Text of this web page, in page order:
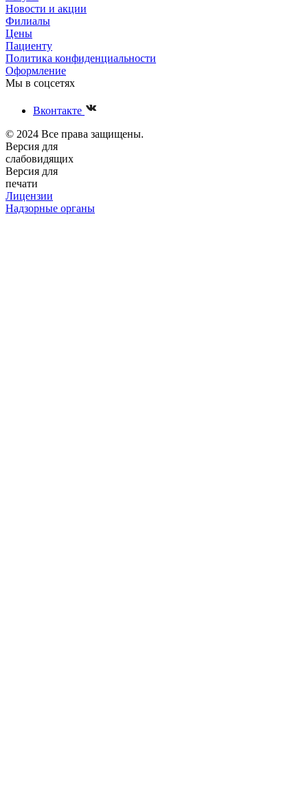
Новости и акции
Филиалы
Цены
Пациенту
Политика конфиденциальности
Оформление
Мы в соцсетях
Вконтакте
© 2024 Все права защищены.
Версия для
слабовидящих
Версия для
печати
Лицензии
Надзорные органы